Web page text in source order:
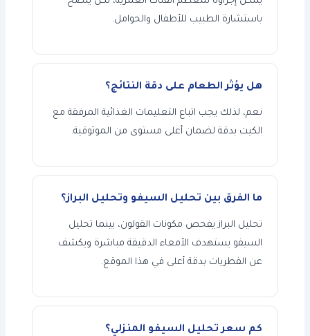
باستشارة الطبيب للأطفال والحوامل.
هل يؤثر الطعام على دقة النتائج؟
نعم، لذلك يجب اتباع التعليمات الغذائية المرفقة مع
الكيت بدقة لضمان أعلى مستوى من الموثوقية.
ما الفرق بين تحليل السيفو وتحليل البراز؟
تحليل البراز يفحص مكونات القولون، بينما تحليل
السيفو يستهدف الأمعاء الدقيقة مباشرة ويكشف
عن الفطريات بدقة أعلى في هذا الموقع.
كم سعر تحليل السيفو المنزلي؟